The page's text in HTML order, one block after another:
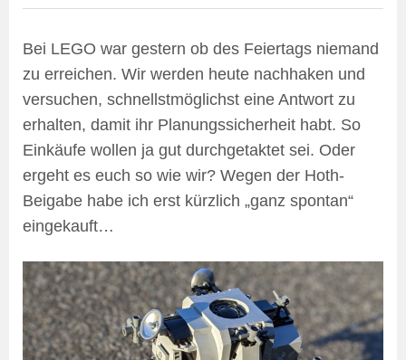
Bei LEGO war gestern ob des Feiertags niemand
zu erreichen. Wir werden heute nachhaken und
versuchen, schnellstmöglichst eine Antwort zu
erhalten, damit ihr Planungssicherheit habt. So
Einkäufe wollen ja gut durchgetaktet sei. Oder
ergeht es euch so wie wir? Wegen der Hoth-
Beigabe habe ich erst kürzlich „ganz spontan“
eingekauft…